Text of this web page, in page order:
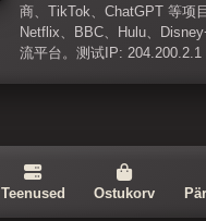
Teenused Ostukorv
商、TikTok、ChatGPT 等项
Netflix、BBC、Hulu、
流平台。测试IP: 204.200.2.1